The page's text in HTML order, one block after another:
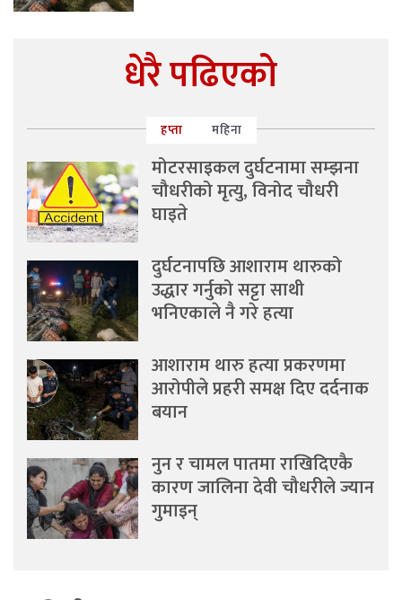
धेरै पढिएको
हप्ता महिना
मोटरसाइकल दुर्घटनामा सम्झना
चौधरीको मृत्यु, विनोद चौधरी
घाइते
दुर्घटनापछि आशाराम थारुको
उद्धार गर्नुको सट्टा साथी
भनिएकाले नै गरे हत्या
आशाराम थारु हत्या प्रकरणमा
आरोपीले प्रहरी समक्ष दिए दर्दनाक
बयान
नुन र चामल पातमा राखिदिएकै
कारण जालिना देवी चौधरीले ज्यान
गुमाइन्